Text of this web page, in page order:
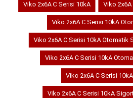
Viko 2x6A C Serisi 10kA Viko
Viko 2x6A C Serisi 10kA
Viko 2x6A C Serisi 10kA Otomatik
Viko 2x6A C Serisi 10kA
Viko 2x6A C Serisi
Viko 2x6A C Serisi 10kA